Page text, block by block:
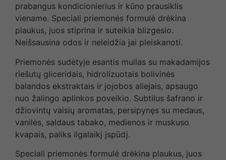
prabangus kondicionierius ir kūno prausiklis
viename. Speciali priemonės formulė drėkina
plaukus, juos stiprina ir suteikia blizgesio.
Neišsausina odos ir neleidžia jai pleiskanoti.
Priemonės sudėtyje esantis muilas su makadamijos
riešutų gliceridais, hidrolizuotais bolivinės
balandos ekstraktais ir jojobos aliejais, apsaugo
nuo žalingo aplinkos poveikio. Subtilus šafrano ir
džiovintų vaisių aromatas, persipynęs su medaus,
vanilės, saldaus tabako, medienos ir muskuso
kvapais, paliks ilgalaikį įspūdį.
Speciali priemonės formulė drėkina plaukus, juos